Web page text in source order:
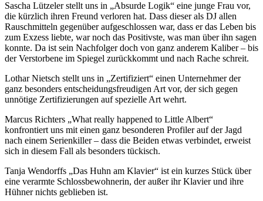
Sascha Lützeler stellt uns in „Absurde Logik“ eine junge Frau vor,
die kürzlich ihren Freund verloren hat. Dass dieser als DJ allen
Rauschmitteln gegenüber aufgeschlossen war, dass er das Leben bis
zum Exzess liebte, war noch das Positivste, was man über ihn sagen
konnte. Da ist sein Nachfolger doch von ganz anderem Kaliber – bis
der Verstorbene im Spiegel zurückkommt und nach Rache schreit.
Lothar Nietsch stellt uns in „Zertifiziert“ einen Unternehmer der
ganz besonders entscheidungsfreudigen Art vor, der sich gegen
unnötige Zertifizierungen auf spezielle Art wehrt.
Marcus Richters „What really happened to Little Albert“
konfrontiert uns mit einen ganz besonderen Profiler auf der Jagd
nach einem Serienkiller – dass die Beiden etwas verbindet, erweist
sich in diesem Fall als besonders tückisch.
Tanja Wendorffs „Das Huhn am Klavier“ ist ein kurzes Stück über
eine verarmte Schlossbewohnerin, der außer ihr Klavier und ihre
Hühner nichts geblieben ist.